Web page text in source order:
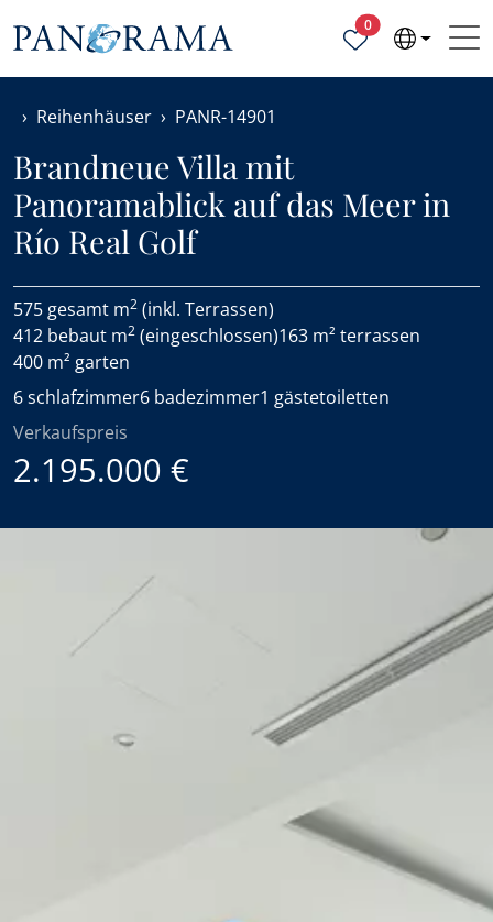
0Ausgewählte
Reihenhäuser PANR-14901
Brandneue Villa mit
Panoramablick auf das Meer in
Río Real Golf
575 gesamt m2 (inkl. Terrassen)
412 bebaut m2 (eingeschlossen)163 m² terrassen
400 m² garten
6 schlafzimmer6 badezimmer1 gästetoiletten
Verkaufspreis
2.195.000 €